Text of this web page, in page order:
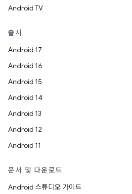
Android TV
출시
Android 17
Android 16
Android 15
Android 14
Android 13
Android 12
Android 11
문서 및 다운로드
Android 스튜디오 가이드